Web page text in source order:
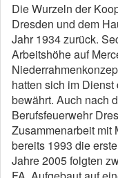
Die Wurzeln der
Dresden und dem
Jahr 1934 zurück.
Arbeitshöhe auf
hatten sich im
bewährt. Auch nach
Berufsfeuerwehr
Zusammenarbeit mit
bereits 1993 die
Jahre 2005 folgten